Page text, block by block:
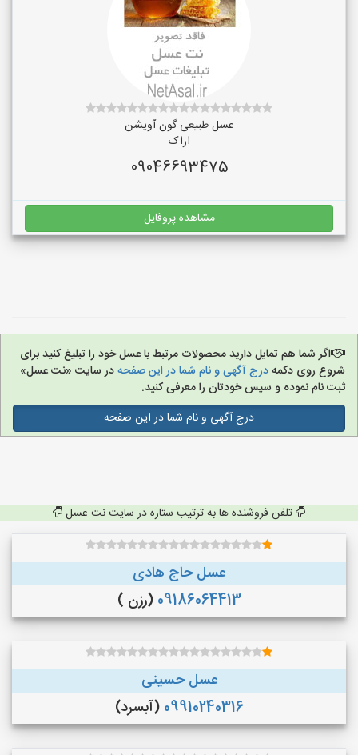
عسل طبیعی گون آویشن
اراک
09046693475
مشاهده پروفایل
اگر شما هم تمایل دارید محصولات مرتبط با عسل خود را تبلیغ کنید برای
شروع روی دکمهدرج آگهی و نام شما در این صفحهدر سایت «نت عسل»
ثبت نام نموده و سپس خودتان را معرفی کنید.
درج آگهی و نام شما در این صفحه
تلفن فروشنده ها به ترتیب ستاره در سایت نت عسل
عسل حاج هادی
09186064413 (رزن )
عسل حسینی
09910240316 (آبسرد)